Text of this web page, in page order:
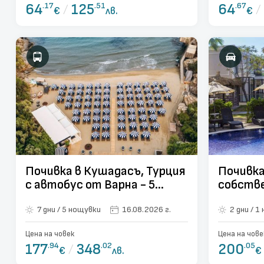
64.17€ / 125.51лв. 64.67€ /
Почивка в Кушадасъ, Турция
с автобус от Варна - 5
7 дни / 5 нощувки 16.08.2026 г.
Цена на човек
177.94€ / 348.02лв.
2
Цена на
200.05€